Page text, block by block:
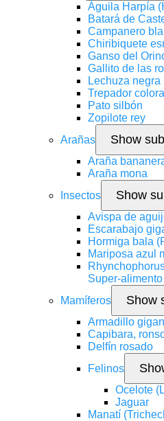
Águila Harpía
Batará de
Campanero
Chiribiquete
Ganso del
Gallito de las
Lechuza negra
Trepador
Pato silbón
Zopilote rey
Arañas
Show
Araña
Araña mona
Insectos
Show
Avispa de
Escarabajo
Hormiga bala
Mariposa azul
Super-
Mamíferos
Show
Armadillo
Capibara,
Delfín rosado
Felinos
Ocelote
Jaguar
Manatí